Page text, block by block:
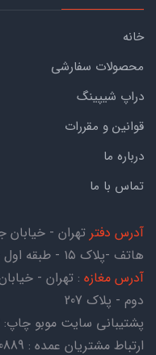
خانه
محصولات سفارشی
دراپ شیپینگ
قوانین و مقررات
درباره ما
تماس با ما
آدرس دفتر تهران - خیابان
هاتف -پلاک ۱۵ - طبقه اول - واحد ۱
آدرس مغازه : تهران -
دوم - پلاک 207
پشتیبانی سایت موبو چاپ:
ارتباط مشتریان عمده : 09029600889